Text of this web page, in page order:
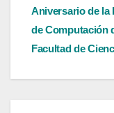
Aniversario de la
de Computación
Facultad de